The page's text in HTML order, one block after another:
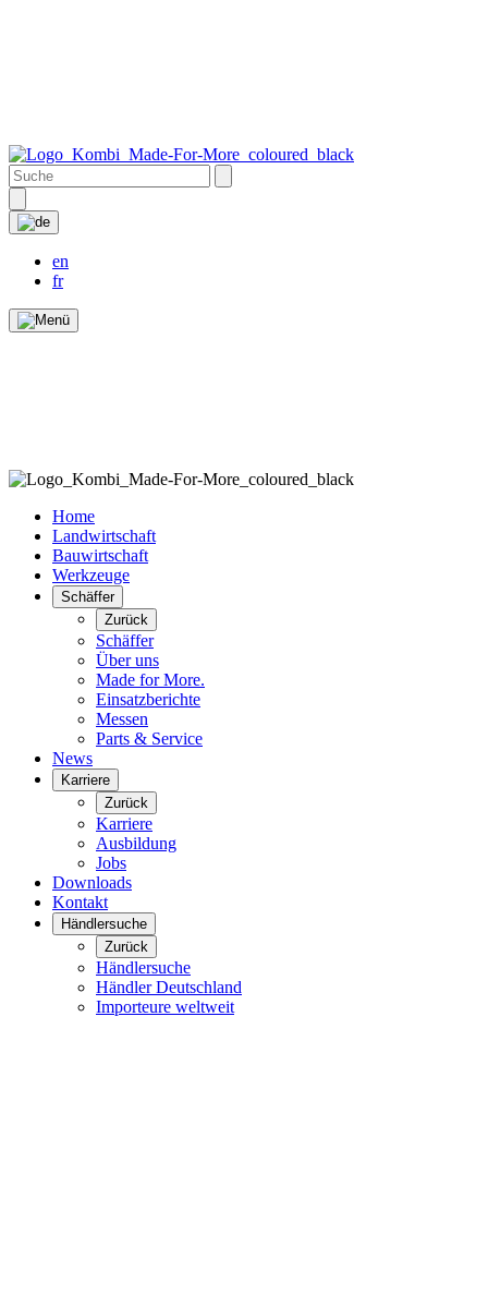
en
fr
Home
Landwirtschaft
Bauwirtschaft
Werkzeuge
Schäffer
Zurück
Schäffer
Über uns
Made for More.
Einsatzberichte
Messen
Parts & Service
News
Karriere
Zurück
Karriere
Ausbildung
Jobs
Downloads
Kontakt
Händlersuche
Zurück
Händlersuche
Händler Deutschland
Importeure weltweit